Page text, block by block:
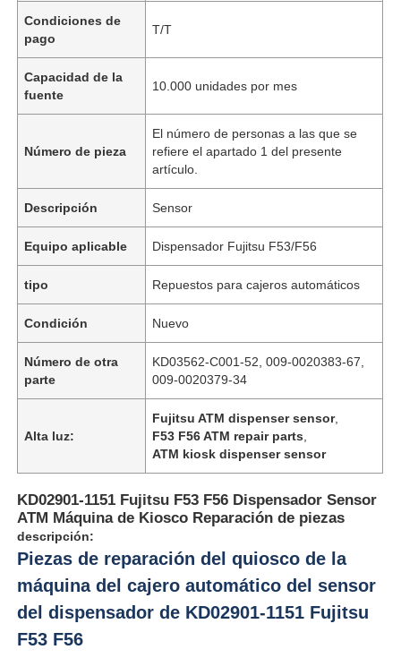
Condiciones de
pago
T/T
Capacidad de la
fuente
10.000 unidades por mes
Número de pieza
El número de personas a las que se
refiere el apartado 1 del presente
artículo.
Descripción Sensor
Equipo aplicable Dispensador Fujitsu F53/F56
tipo Repuestos para cajeros automáticos
Condición Nuevo
Número de otra
parte
KD03562-C001-52, 009-0020383-67,
009-0020379-34
Alta luz:
Fujitsu ATM dispenser sensor,
F53 F56 ATM repair parts
ATM kiosk dispenser sensor
KD02901-1151 Fujitsu F53 F56 Dispensador Sensor
ATM Máquina de Kiosco Reparación de piezas
descripción:
Piezas de reparación del quiosco de la
máquina del cajero automático del sensor
del dispensador de KD02901-1151 Fujitsu
F53 F56